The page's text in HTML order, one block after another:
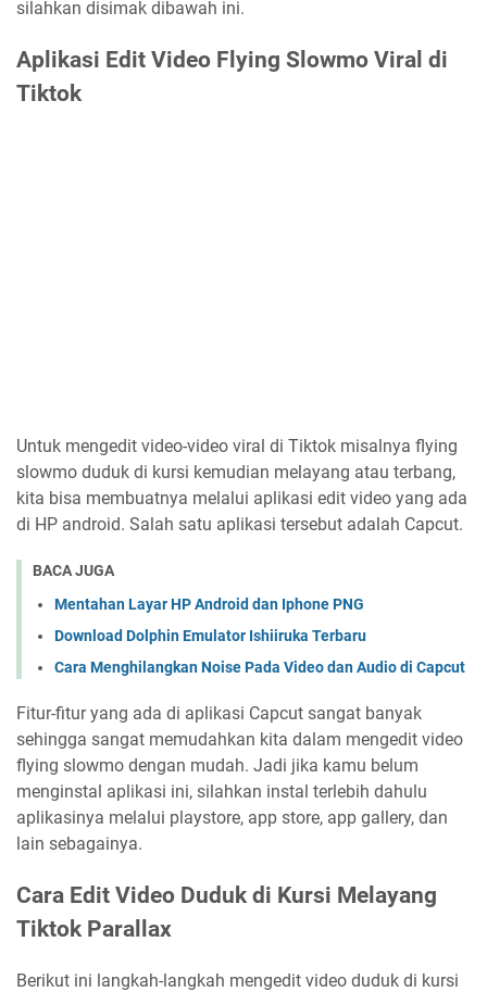
silahkan disimak dibawah ini.
Aplikasi Edit Video Flying Slowmo Viral di
Tiktok
Untuk mengedit video-video viral di Tiktok misalnya flying
slowmo duduk di kursi kemudian melayang atau terbang,
kita bisa membuatnya melalui aplikasi edit video yang ada
di HP android. Salah satu aplikasi tersebut adalah Capcut.
BACA JUGA
Mentahan Layar HP Android dan Iphone PNG
Download Dolphin Emulator Ishiiruka Terbaru
Cara Menghilangkan Noise Pada Video dan Audio di Capcut
Fitur-fitur yang ada di aplikasi Capcut sangat banyak
sehingga sangat memudahkan kita dalam mengedit video
flying slowmo dengan mudah. Jadi jika kamu belum
menginstal aplikasi ini, silahkan instal terlebih dahulu
aplikasinya melalui playstore, app store, app gallery, dan
lain sebagainya.
Cara Edit Video Duduk di Kursi Melayang
Tiktok Parallax
Berikut ini langkah-langkah mengedit video duduk di kursi